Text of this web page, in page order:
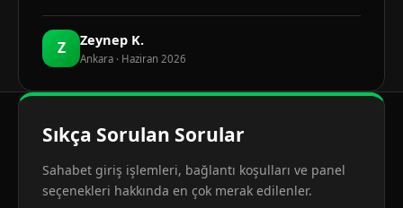
Z Zeynep K.
Ankara · Haziran 2026
Sıkça Sorulan Sorular
Sahabet giriş işlemleri, bağlantı koşulları ve panel
seçenekleri hakkında en çok merak edilenler.